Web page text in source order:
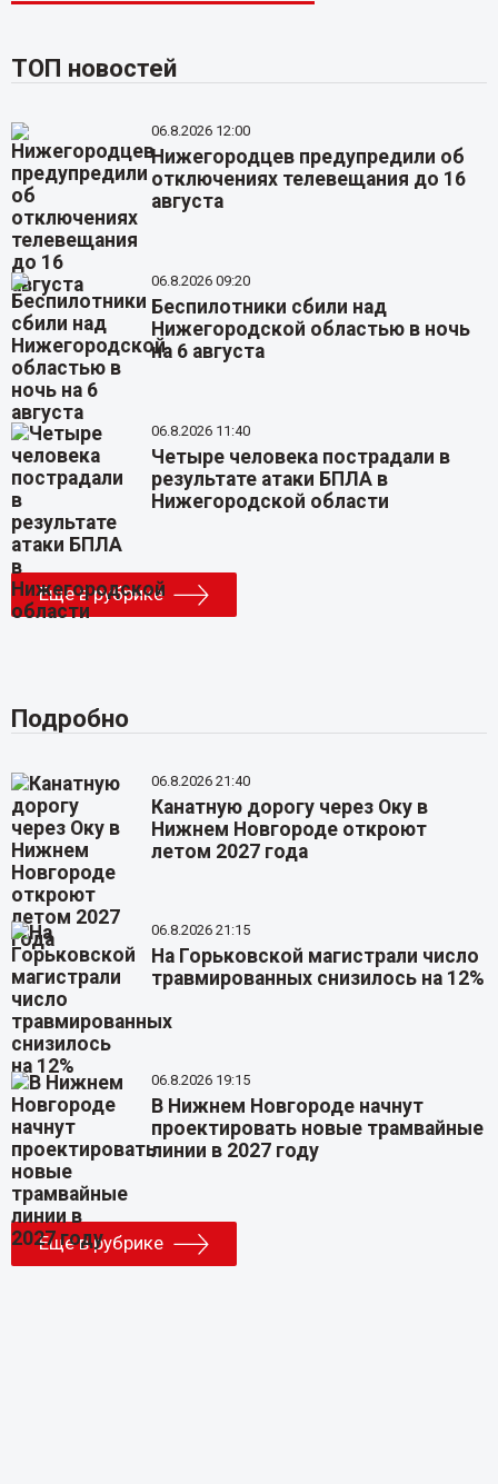
ТОП новостей
06.8.2026 12:00
Нижегородцев предупредили об
отключениях телевещания до 16
августа
06.8.2026 09:20
Беспилотники сбили над
Нижегородской областью в ночь
на 6 августа
06.8.2026 11:40
Четыре человека пострадали в
результате атаки БПЛА в
Нижегородской области
Еще в рубрике
Подробно
06.8.2026 21:40
Канатную дорогу через Оку в
Нижнем Новгороде откроют
летом 2027 года
06.8.2026 21:15
На Горьковской магистрали число
травмированных снизилось на 12%
06.8.2026 19:15
В Нижнем Новгороде начнут
проектировать новые трамвайные
линии в 2027 году
Еще в рубрике